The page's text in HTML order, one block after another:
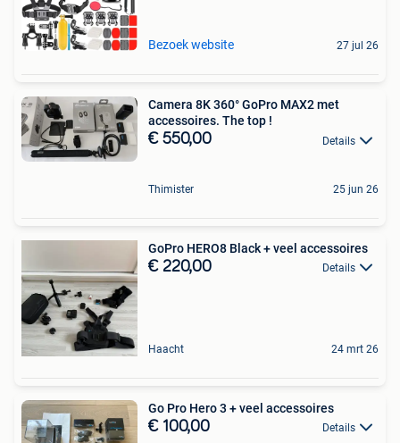
Bezoek website 27 jul 26
Camera 8K 360° GoPro MAX2 met
accessoires. The top !
€ 550,00 Details
Thimister 25 jun 26
GoPro HERO8 Black + veel accessoires
€ 220,00 Details
Haacht 24 mrt 26
Go Pro Hero 3 + veel accessoires
€ 100,00 Details